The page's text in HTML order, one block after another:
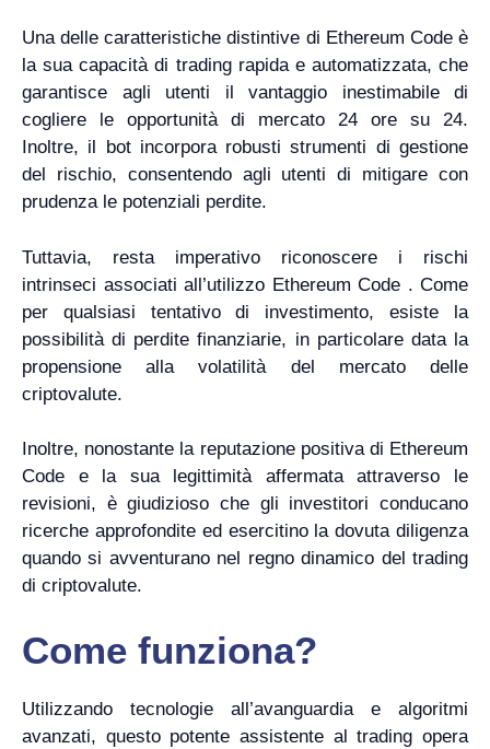
Una delle caratteristiche distintive di Ethereum Code è
la sua capacità di trading rapida e automatizzata, che
garantisce agli utenti il ​​vantaggio inestimabile di
cogliere le opportunità di mercato 24 ore su 24.
Inoltre, il bot incorpora robusti strumenti di gestione
del rischio, consentendo agli utenti di mitigare con
prudenza le potenziali perdite.
Tuttavia, resta imperativo riconoscere i rischi
intrinseci associati all’utilizzo Ethereum Code . Come
per qualsiasi tentativo di investimento, esiste la
possibilità di perdite finanziarie, in particolare data la
propensione alla volatilità del mercato delle
criptovalute.
Inoltre, nonostante la reputazione positiva di Ethereum
Code e la sua legittimità affermata attraverso le
revisioni, è giudizioso che gli investitori conducano
ricerche approfondite ed esercitino la dovuta diligenza
quando si avventurano nel regno dinamico del trading
di criptovalute.
Come funziona?
Utilizzando tecnologie all’avanguardia e algoritmi
avanzati, questo potente assistente al trading opera